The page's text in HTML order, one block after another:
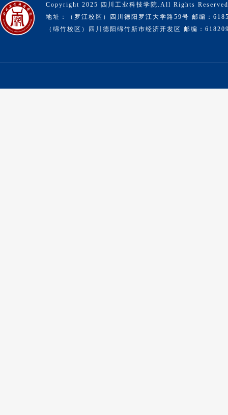
Copyright 2025 四川工业科技学院.All Rights
地址：（罗江校区）四川德阳罗江大学路59号 邮编：
（绵竹校区）四川德阳绵竹新市经济开发区 邮编：